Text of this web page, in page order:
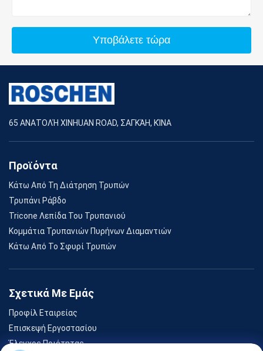
Υποβάλετε τώρα
65 ΑΝΑΤΟΛΉ XINHUAN ROAD, ΣΑΓΚΆΗ, ΚΊΝΑ
Προϊόντα
Κάτω Από Τη Διάτρηση Τρυπών
Τρυπάνι Ράβδο
Tricone Λεπίδα Του Τρυπανιού
Κομμάτια Τρυπανιών Πυρήνων Διαμαντιών
Κάτω Από Το Σφυρί Τρυπών
Σχετικά Με Εμάς
Προφίλ Εταιρείας
Επισκεψή Εργοστασίου
Έλεγχος Ποιότητας